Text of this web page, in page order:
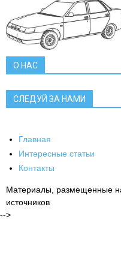
О НАС
СЛЕДУЙ ЗА НАМИ
Главная
Интересные статьи
Контакты
Материалы, размещенные
источников
-->